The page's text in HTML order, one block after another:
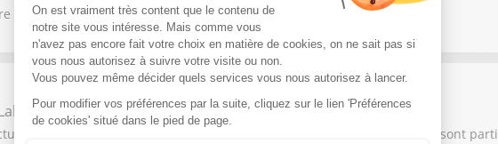
nous est concerné.
la Gironde, le Var ou encore les Landes, les fumées dégagées sont